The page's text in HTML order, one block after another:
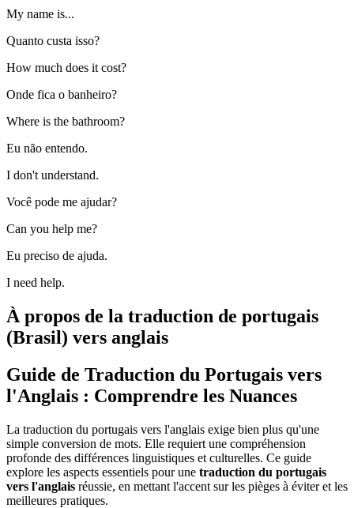
My name is...
Quanto custa isso?
How much does it cost?
Onde fica o banheiro?
Where is the bathroom?
Eu não entendo.
I don't understand.
Você pode me ajudar?
Can you help me?
Eu preciso de ajuda.
I need help.
À propos de la traduction de portugais
(Brasil) vers anglais
Guide de Traduction du Portugais vers
l'Anglais : Comprendre les Nuances
La traduction du portugais vers l'anglais exige bien plus qu'une
simple conversion de mots. Elle requiert une compréhension
profonde des différences linguistiques et culturelles. Ce guide
explore les aspects essentiels pour une traduction du portugais
vers l'anglais réussie, en mettant l'accent sur les pièges à éviter et les
meilleures pratiques.